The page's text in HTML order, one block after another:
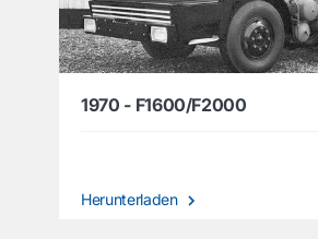
1970 - F1600/F2000
Herunterladen